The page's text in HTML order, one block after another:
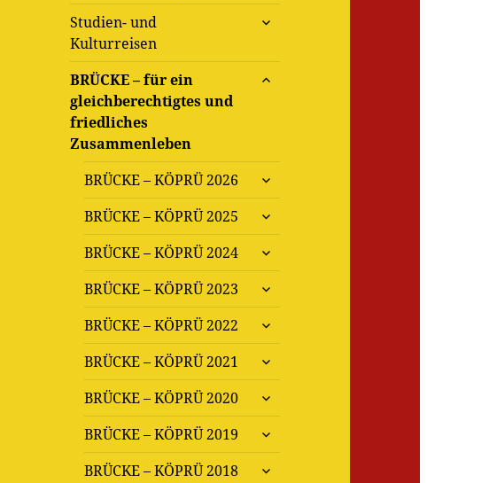
Studien- und
Kulturreisen
untermenü
BRÜCKE – für ein
gleichberechtigtes und
friedliches
Zusammenleben
untermenü
BRÜCKE – KÖPRÜ 2026
untermenü
öffnen
BRÜCKE – KÖPRÜ 2025
untermenü
öffnen
BRÜCKE – KÖPRÜ 2024
untermenü
öffnen
BRÜCKE – KÖPRÜ 2023
untermenü
öffnen
BRÜCKE – KÖPRÜ 2022
untermenü
öffnen
BRÜCKE – KÖPRÜ 2021
untermenü
öffnen
BRÜCKE – KÖPRÜ 2020
untermenü
öffnen
BRÜCKE – KÖPRÜ 2019
untermenü
öffnen
BRÜCKE – KÖPRÜ 2018
untermenü